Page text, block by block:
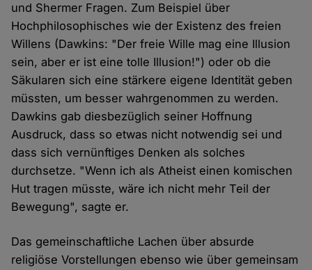
und Shermer Fragen. Zum Beispiel über
Hochphilosophisches wie der Existenz des freien
Willens (Dawkins: "Der freie Wille mag eine Illusion
sein, aber er ist eine tolle Illusion!") oder ob die
Säkularen sich eine stärkere eigene Identität geben
müssten, um besser wahrgenommen zu werden.
Dawkins gab diesbezüglich seiner Hoffnung
Ausdruck, dass so etwas nicht notwendig sei und
dass sich vernünftiges Denken als solches
durchsetze. "Wenn ich als Atheist einen komischen
Hut tragen müsste, wäre ich nicht mehr Teil der
Bewegung", sagte er.
Das gemeinschaftliche Lachen über absurde
religiöse Vorstellungen ebenso wie über gemeinsam